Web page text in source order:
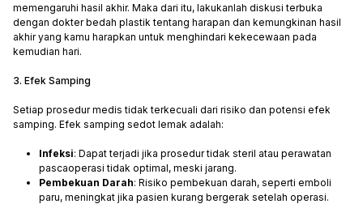
memengaruhi hasil akhir. Maka dari itu, lakukanlah diskusi terbuka
dengan dokter bedah plastik tentang harapan dan kemungkinan hasil
akhir yang kamu harapkan untuk menghindari kekecewaan pada
kemudian hari.
3. Efek Samping
Setiap prosedur medis tidak terkecuali dari risiko dan potensi efek
samping. Efek samping sedot lemak adalah:
Infeksi: Dapat terjadi jika prosedur tidak steril atau perawatan
pascaoperasi tidak optimal, meski jarang.
Pembekuan Darah: Risiko pembekuan darah, seperti emboli
paru, meningkat jika pasien kurang bergerak setelah operasi.